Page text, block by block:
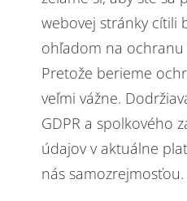
webovej stránky cítili
ohľadom na ochranu
Pretože berieme
veľmi vážne.
GDPR a spolkového
údajov v aktuálne
nás samozrejmosťou.